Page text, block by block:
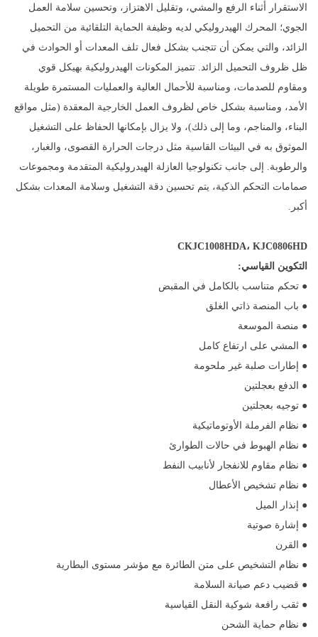
الاستقرار أثناء الرفع والمشي، وتقليل الاهتزاز، وتحسين سلامة العمل
الجوي؛ المحرك الهيدروليكي لديه وظيفة الحماية التلقائية من التحميل
الزائد، والتي يمكن أن تتجنب بشكل فعال تلف المعدات أو الحوادث في
ظل ظروف التحميل الزائد. تتميز المكونات الهيدروليكية بهيكل قوي
ومقاوم للصدمات، ومناسبة للأحمال العالية والعمليات المستمرة طويلة
الأمد، ومناسبة بشكل خاص لظروف العمل الخارجية المعقدة (مثل مواقع
البناء، والمناجم، وما إلى ذلك)، ولا يزال بإمكانها الحفاظ على التشغيل
الموثوق به في البيئات القاسية مثل درجات الحرارة القصوى، والغبار،
والرطوبة. إلى جانب تكنولوجيا العازلة الهيدروليكية المتقدمة ومجموعات
صمامات التحكم الذكية، يتم تحسين دقة التشغيل وسلامة المعدات بشكل
أكبر.
CKJC1008HDA، KJC0806HD
التكوين القياسي:
● تحكم متناسب بالكامل في المقبض
● باب المنصة ذاتي الغلق
● منصة الموسعة
● المشي على ارتفاع كامل
● إطارات صلبة غير ملحومة
● الدفع بعجلتين
● توجيه بعجلتين
● نظام الفرملة الأوتوماتيكية
● نظام الهبوط في حالات الطوارئ
● نظام مقاوم للانفجار لأنابيب النفط
● نظام تشخيص الأعطال
● إنذار الميل
● إشارة صوتية
● القرن
● نظام التشخيص على متن الطائرة مع مؤشر مستوى البطارية
● قضيب دعم صيانة السلامة
● ثقب رافعة شوكية النقل القياسية
● نظام حماية الشحن